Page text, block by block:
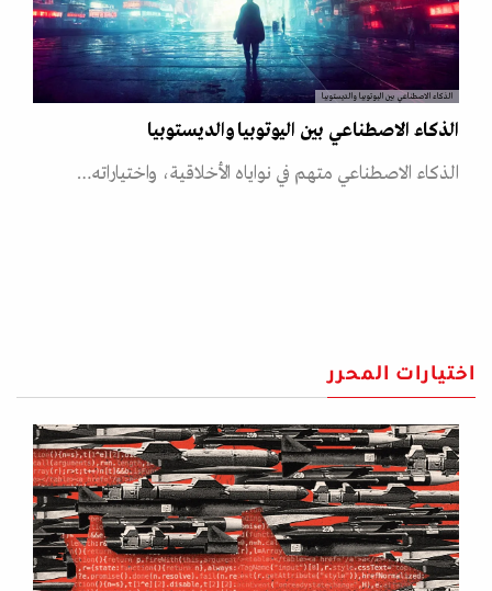
الذكاء الاصطناعي بين اليوتوبيا والديستوبيا
الذكاء الاصطناعي بين اليوتوبيا والديستوبيا
الذكاء الاصطناعي متهم في نواياه الأخلاقية، واختياراته…
اختيارات المحرر